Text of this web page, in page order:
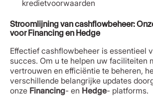
kredietvoorwaarden
Stroomlijning van cashflowbeheer:
voor Financing en Hedge
Effectief cashflowbeheer is essentieel
succes. Om u te helpen uw faciliteiten
vertrouwen en efficiëntie te beheren,
verschillende belangrijke updates
onze Financing- en Hedge- platforms.